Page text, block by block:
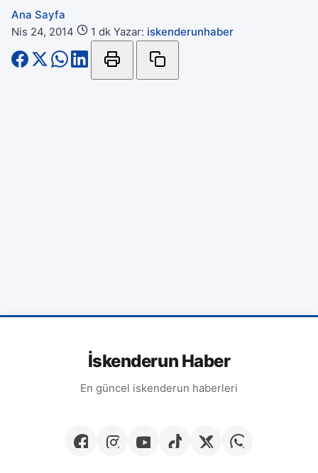
Ana Sayfa
Nis 24, 2014
1 dk Yazar: iskenderunhaber
İskenderun Haber
En güncel iskenderun haberleri